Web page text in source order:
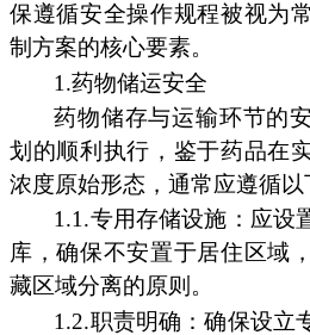
保遵循安全操作规程被视为
制方案的核心要素。
1.药物储运安全
药物储存与运输环节的
划的顺利执行，鉴于药品在
浓度原始形态，通常应遵循以
1.1.专用存储设施：应设
库，确保不安置于居住区域
藏区域分离的原则。
1.2.职责明确：确保设立